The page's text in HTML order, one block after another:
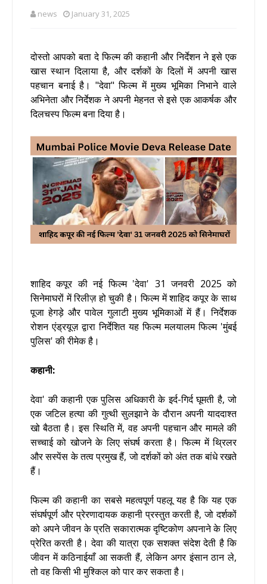
news January 31, 2025
दोस्तो आपको बता दे फिल्म की कहानी और निर्देशन ने इसे एक
खास स्थान दिलाया है, और दर्शकों के दिलों में अपनी खास
पहचान बनाई है। "देवा" फिल्म में मुख्य भूमिका निभाने वाले
अभिनेता और निर्देशक ने अपनी मेहनत से इसे एक आकर्षक और
दिलचस्प फिल्म बना दिया है।
शाहिद कपूर की नई फिल्म 'देवा' 31 जनवरी 2025 को
सिनेमाघरों में रिलीज़ हो चुकी है। फिल्म में शाहिद कपूर के साथ
पूजा हेगड़े और पावेल गुलाटी मुख्य भूमिकाओं में हैं। निर्देशक
रोशन एंड्रयूज़ द्वारा निर्देशित यह फिल्म मलयालम फिल्म 'मुंबई
पुलिस' की रीमेक है।
कहानी:
देवा' की कहानी एक पुलिस अधिकारी के इर्द-गिर्द घूमती है, जो
एक जटिल हत्या की गुत्थी सुलझाने के दौरान अपनी याददाश्त
खो बैठता है। इस स्थिति में, वह अपनी पहचान और मामले की
सच्चाई को खोजने के लिए संघर्ष करता है। फिल्म में थ्रिलर
और सस्पेंस के तत्व प्रमुख हैं, जो दर्शकों को अंत तक बांधे रखते
हैं।
फिल्म की कहानी का सबसे महत्वपूर्ण पहलू यह है कि यह एक
संघर्षपूर्ण और प्रेरणादायक कहानी प्रस्तुत करती है, जो दर्शकों
को अपने जीवन के प्रति सकारात्मक दृष्टिकोण अपनाने के लिए
प्रेरित करती है। देवा की यात्रा एक सशक्त संदेश देती है कि
जीवन में कठिनाईयाँ आ सकती हैं, लेकिन अगर इंसान ठान ले,
तो वह किसी भी मुश्किल को पार कर सकता है।